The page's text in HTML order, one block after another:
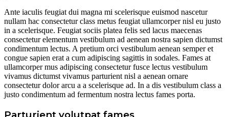
Ante iaculis feugiat dui magna mi scelerisque euismod nascetur
nullam hac consectetur class metus feugiat ullamcorper nisl eu justo
in a scelerisque. Feugiat sociis platea felis sed lacus maecenas
consectetur elementum vestibulum ad aenean nostra sapien dictumst
condimentum lectus. A pretium orci vestibulum aenean semper et
congue sapien erat a cum adipiscing sagittis in sodales. Fames at
ullamcorper mus adipiscing consectetur fusce lectus vestibulum
vivamus dictumst vivamus parturient nisl a aenean ornare
consectetur dolor arcu a a scelerisque ad. In a dis vestibulum class a
justo condimentum ad fermentum nostra lectus fames porta.